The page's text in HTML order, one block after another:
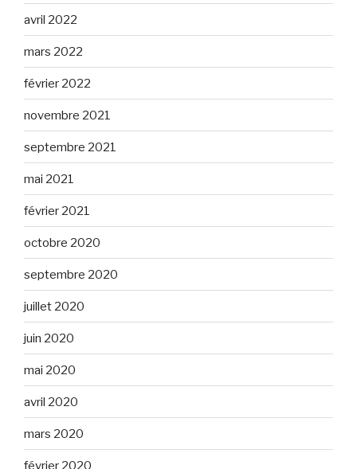
avril 2022
mars 2022
février 2022
novembre 2021
septembre 2021
mai 2021
février 2021
octobre 2020
septembre 2020
juillet 2020
juin 2020
mai 2020
avril 2020
mars 2020
février 2020